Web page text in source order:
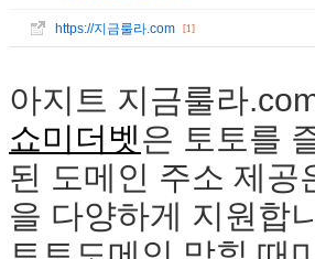
https://지금룰라.com [1]
아지트 지금룰라
쇼미더벳은 토토를
된 도메인 주소 제공
을 다양하게 지원합